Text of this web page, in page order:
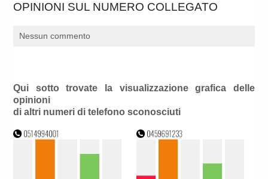
OPINIONI SUL NUMERO COLLEGATO
Nessun commento
Qui sotto trovate la visualizzazione grafica delle
opinioni
di altri numeri di telefono sconosciuti